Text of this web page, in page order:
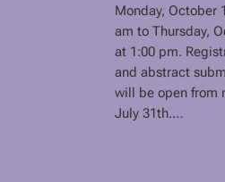
Monday, October
am to Thursday,
at 1:00 pm.
and abstract
will be open from
July 31th.…